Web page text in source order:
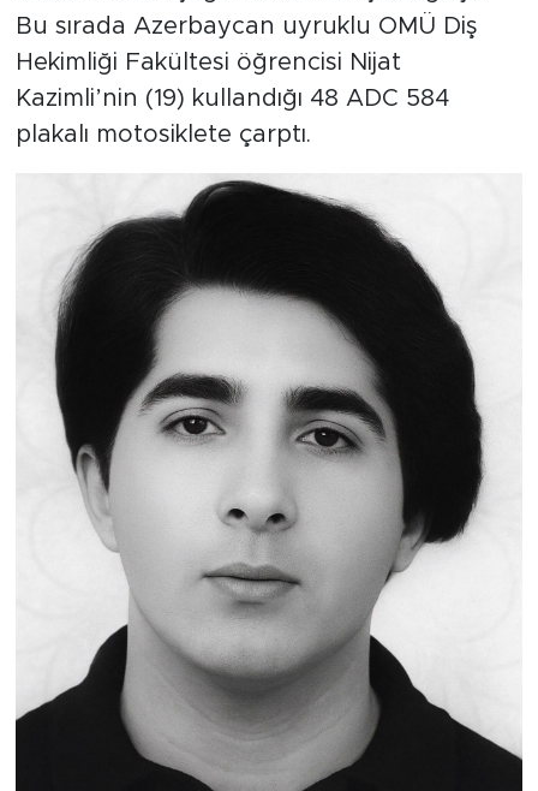
Bu sırada Azerbaycan uyruklu OMÜ Diş
Hekimliği Fakültesi öğrencisi Nijat
Kazimli’nin (19) kullandığı 48 ADC 584
plakalı motosiklete çarptı.